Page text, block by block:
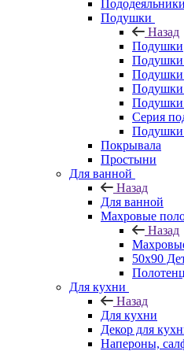
Пододеяльники
Подушки
Назад
Подушки
Подушки
Подушки
Подушки
Подушки
Серия
Покрывала
Простыни
Для ванной
Назад
Для ванной
Махровые
Назад
50х90
Для кухни
Назад
Для кухни
Декор для
Напероны,